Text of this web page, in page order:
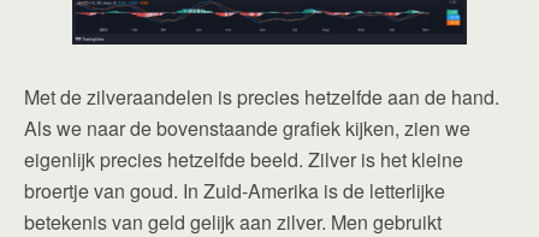
Met de zilveraandelen is precies hetzelfde aan de hand.
Als we naar de bovenstaande grafiek kijken, zien we
eigenlijk precies hetzelfde beeld. Zilver is het kleine
broertje van goud. In Zuid-Amerika is de letterlijke
betekenis van geld gelijk aan zilver. Men gebruikt